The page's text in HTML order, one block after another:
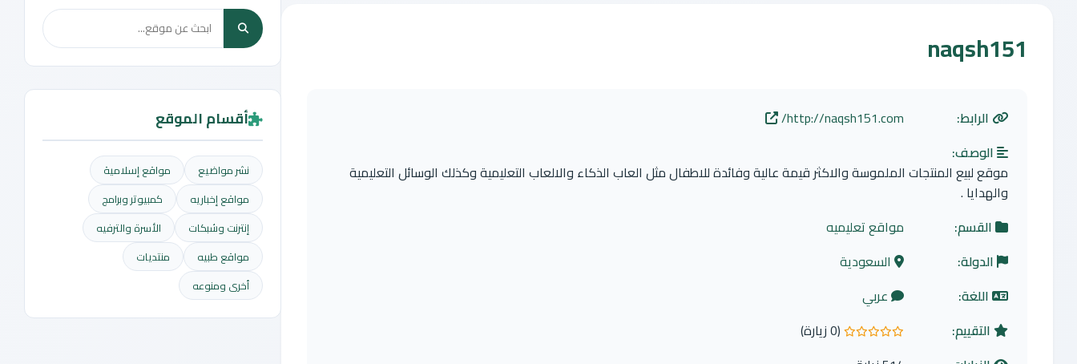
naqsh151
الرابط:
http://naqsh151.com/
الوصف:
موقع لبيع المنتجات الملموسة والاكثر قيمة عالية وفائدة للاطفال مثل العاب الذكاء والالعاب التعليمية وكذلك الوسائل التعليمية
والهدايا .
القسم:
مواقع تعليميه
الدولة:
السعودية
اللغة:
عربي
التقييم:
0.0 من 5 نجوم
(0 زيارة)
أقسام الموقع
نشر مواضيع
مواقع إسلامية
مواقع إخباريه
كمبيوتر وبرامج
إنترنت وشبكات
الأسرة والترفيه
مواقع طبيه
منتديات
أخرى ومنوعه